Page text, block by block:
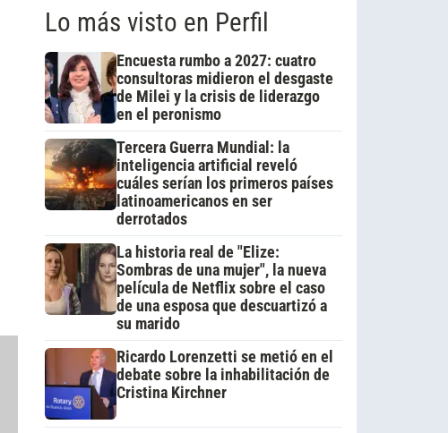
Lo más visto en Perfil
Encuesta rumbo a 2027: cuatro
consultoras midieron el desgaste
de Milei y la crisis de liderazgo
en el peronismo
Tercera Guerra Mundial: la
inteligencia artificial reveló
cuáles serían los primeros países
latinoamericanos en ser
derrotados
La historia real de "Elize:
Sombras de una mujer", la nueva
película de Netflix sobre el caso
de una esposa que descuartizó a
su marido
Ricardo Lorenzetti se metió en el
debate sobre la inhabilitación de
Cristina Kirchner